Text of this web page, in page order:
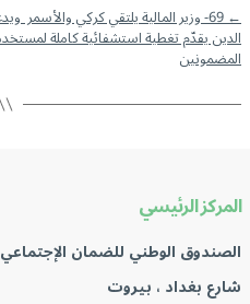
←69- وزير المالية يلتقي كركي والأسمر ويدعم الضمان مالياً
المضمونين
المركز الرئيسي
الصندوق الوطني للضمان الإجتماعي
شارع بغداد ، بيروت